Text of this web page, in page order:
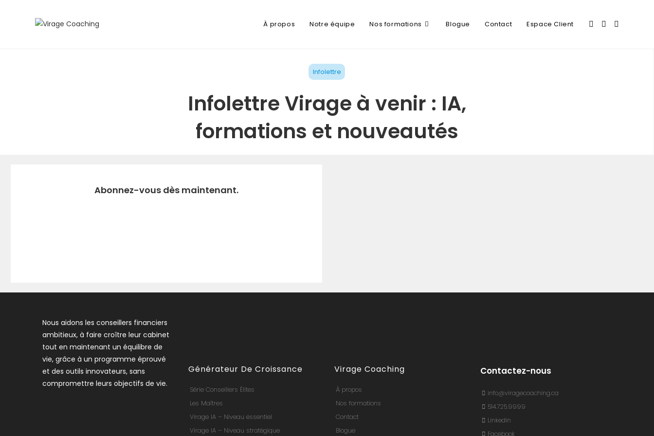
À propos Notre équipe Nos formations Blogue Contact Espace Client
Infolettre
Infolettre Virage à venir : IA,
formations et nouveautés
Abonnez-vous dès maintenant.
Nous aidons les conseillers financiers
ambitieux, à faire croître leur cabinet
tout en maintenant un équilibre de
vie, grâce à un programme éprouvé
et des outils innovateurs, sans
compromettre leurs objectifs de vie.
Générateur De Croissance
Série Conseillers Élites
Les Maîtres
Virage IA – Niveau essentiel
Virage IA – Niveau stratégique
Virage Coaching
À propos
Nos formations
Contact
Blogue
Contactez-nous
info@viragecoaching.ca
514.725.9999
Linkedin
Facebook